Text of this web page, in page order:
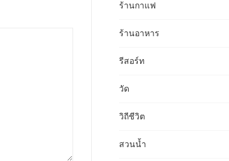
ร้านกาแฟ
ร้านอาหาร
รีสอร์ท
วัด
วิถีชีวิต
สวนน้ำ